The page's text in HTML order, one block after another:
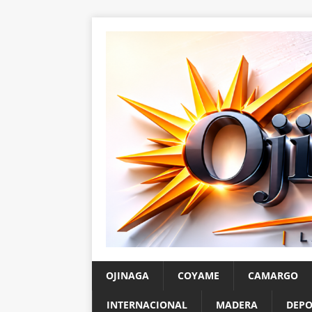
OJINAGA COYAME CAMARGO
INTERNACIONAL MADERA